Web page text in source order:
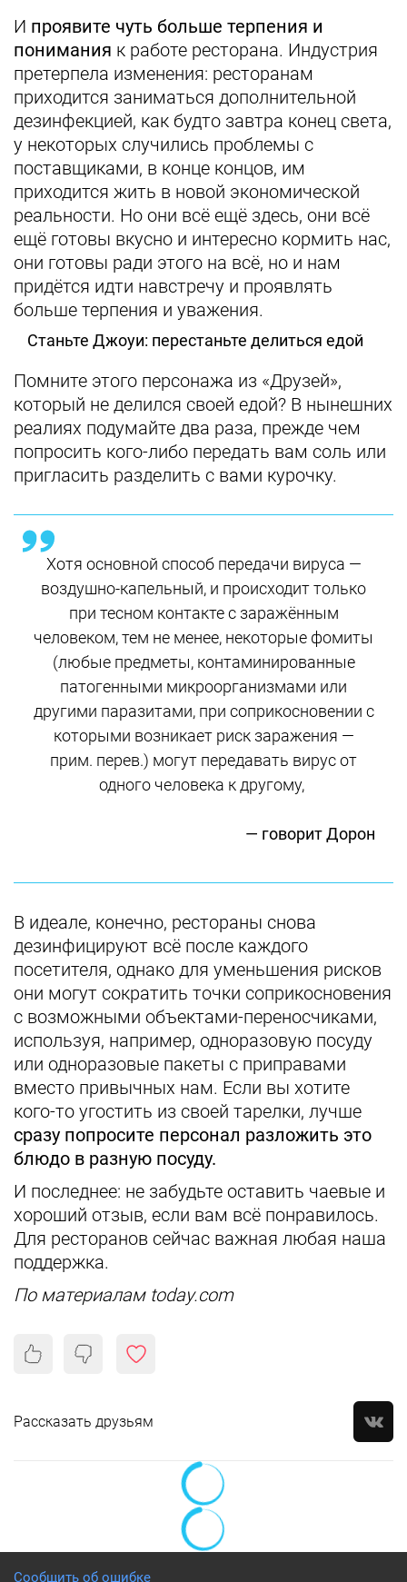
И проявите чуть больше терпения и
понимания к работе ресторана. Индустрия
претерпела изменения: ресторанам
приходится заниматься дополнительной
дезинфекцией, как будто завтра конец света,
у некоторых случились проблемы с
поставщиками, в конце концов, им
приходится жить в новой экономической
реальности. Но они всё ещё здесь, они всё
ещё готовы вкусно и интересно кормить нас,
они готовы ради этого на всё, но и нам
придётся идти навстречу и проявлять
больше терпения и уважения.
Станьте Джоуи: перестаньте делиться едой
Помните этого персонажа из «Друзей»,
который не делился своей едой? В нынешних
реалиях подумайте два раза, прежде чем
попросить кого-либо передать вам соль или
пригласить разделить с вами курочку.
Хотя основной способ передачи вируса —
воздушно-капельный, и происходит только
при тесном контакте с заражённым
человеком, тем не менее, некоторые фомиты
(любые предметы, контаминированные
патогенными микроорганизмами или
другими паразитами, при соприкосновении с
которыми возникает риск заражения —
прим. перев.) могут передавать вирус от
одного человека к другому,
— говорит Дорон
В идеале, конечно, рестораны снова
дезинфицируют всё после каждого
посетителя, однако для уменьшения рисков
они могут сократить точки соприкосновения
с возможными объектами-переносчиками,
используя, например, одноразовую посуду
или одноразовые пакеты с приправами
вместо привычных нам. Если вы хотите
кого-то угостить из своей тарелки, лучше
сразу попросите персонал разложить это
блюдо в разную посуду.
И последнее: не забудьте оставить чаевые и
хороший отзыв, если вам всё понравилось.
Для ресторанов сейчас важная любая наша
поддержка.
По материалам today.com
Рассказать друзьям
Сообщить об ошибке